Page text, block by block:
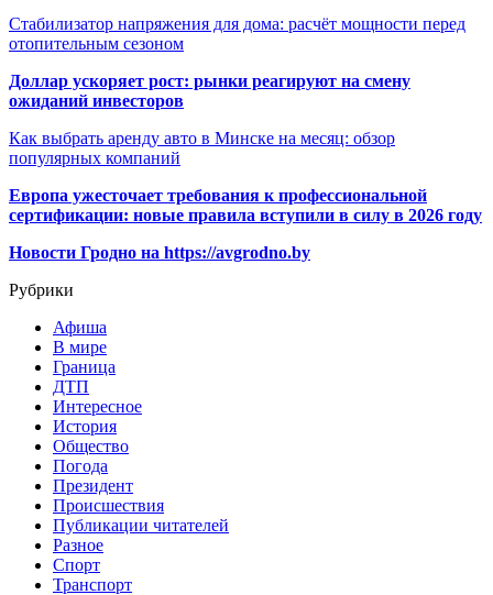
Стабилизатор напряжения для дома: расчёт мощности перед
отопительным сезоном
Доллар ускоряет рост: рынки реагируют на смену
ожиданий инвесторов
Как выбрать аренду авто в Минске на месяц: обзор
популярных компаний
Европа ужесточает требования к профессиональной
сертификации: новые правила вступили в силу в 2026 году
Новости Гродно на https://avgrodno.by
Рубрики
Афиша
В мире
Граница
ДТП
Интересное
История
Общество
Погода
Президент
Происшествия
Публикации читателей
Разное
Спорт
Транспорт